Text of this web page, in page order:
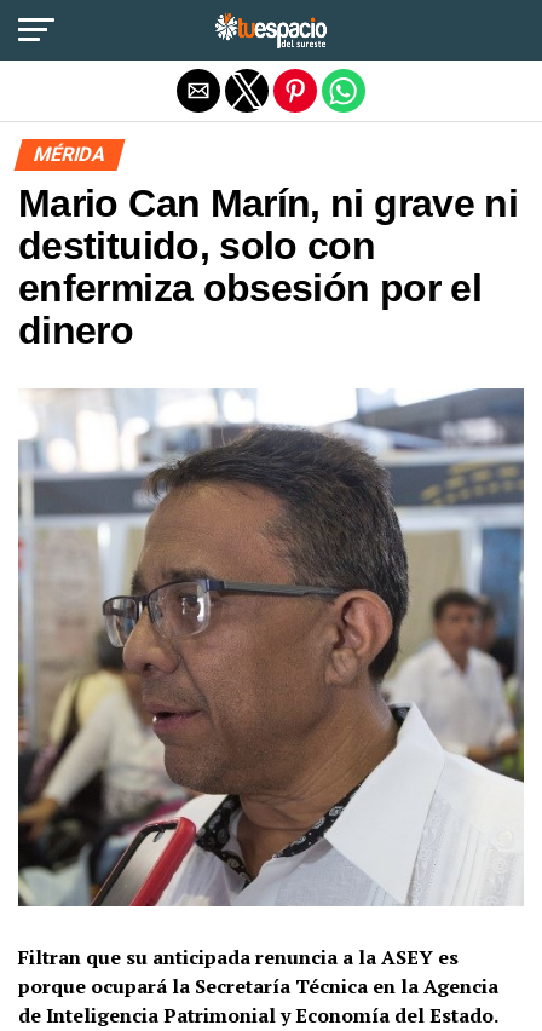
MÉRIDA
Mario Can Marín, ni grave ni
destituido, solo con
enfermiza obsesión por el
dinero
Filtran que su anticipada renuncia a la ASEY es
porque ocupará la Secretaría Técnica en la Agencia
de Inteligencia Patrimonial y Economía del Estado.
Salir de la versión móvil